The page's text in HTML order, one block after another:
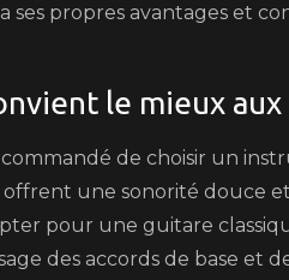
propres avantages et
le mieux aux
de choisir un
une sonorité douce
pour une guitare
des accords de base et